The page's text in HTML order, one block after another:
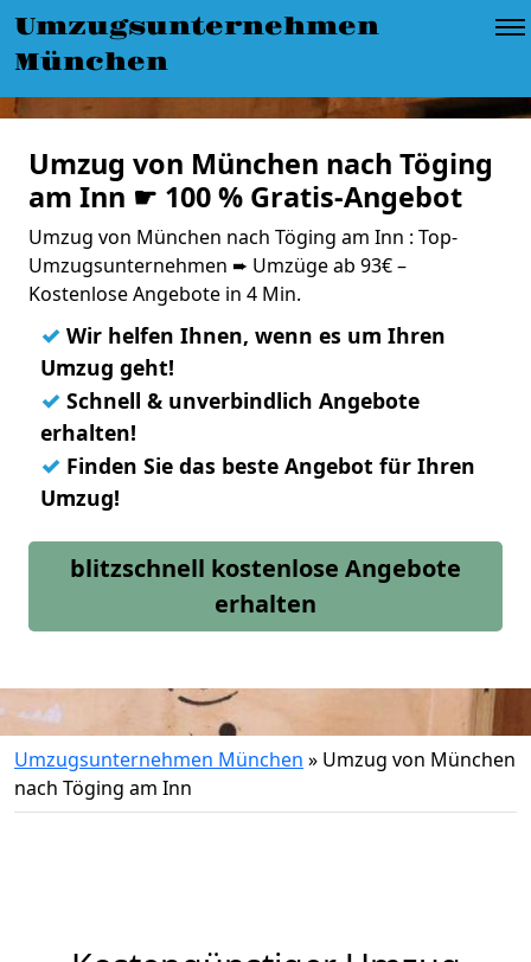
Umzugsunternehmen
München
Umzug von München nach Töging
am Inn ☛ 100 % Gratis-Angebot
Umzug von München nach Töging am Inn : Top-
Umzugsunternehmen ➨ Umzüge ab 93€ –
Kostenlose Angebote in 4 Min.
✓ Wir helfen Ihnen, wenn es um Ihren
Umzug geht!
✓ Schnell & unverbindlich Angebote
erhalten!
✓ Finden Sie das beste Angebot für Ihren
Umzug!
blitzschnell kostenlose Angebote
erhalten
Umzugsunternehmen München » Umzug von München
nach Töging am Inn